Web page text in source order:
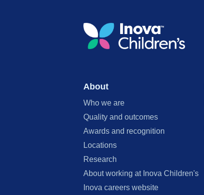
About
Who we are
Quality and outcomes
Awards and recognition
Locations
Research
About working at Inova Children's
Inova careers website